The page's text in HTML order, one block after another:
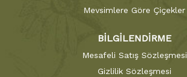
Mevsimlere Göre Çiçekler
BİLGİLENDİRME
Mesafeli Satış Sözleşmesi
Gizlilik Sözleşmesi